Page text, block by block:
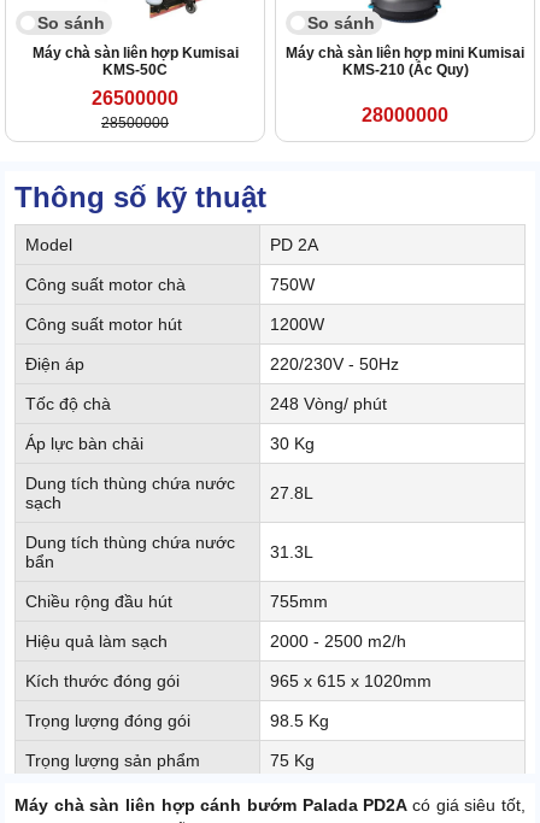
So sánh
Máy chà sàn liên hợp Kumisai
KMS-50C
26500000
28500000
So sánh
Máy chà sàn liên hợp mini Kumisai
KMS-210 (Ắc Quy)
28000000
Thông số kỹ thuật
Model PD 2A
Công suất motor chà 750W
Công suất motor hút 1200W
Điện áp 220/230V - 50Hz
Tốc độ chà 248 Vòng/ phút
Áp lực bàn chải 30 Kg
Dung tích thùng chứa nước
sạch
27.8L
Dung tích thùng chứa nước
bẩn
31.3L
Chiều rộng đầu hút 755mm
Hiệu quả làm sạch 2000 - 2500 m2/h
Kích thước đóng gói 965 x 615 x 1020mm
Trọng lượng đóng gói 98.5 Kg
Trọng lượng sản phẩm 75 Kg
Màu sắc Vàng, xanh da trời, xám
Máy chà sàn liên hợp cánh bướm Palada PD2A có giá siêu tốt,